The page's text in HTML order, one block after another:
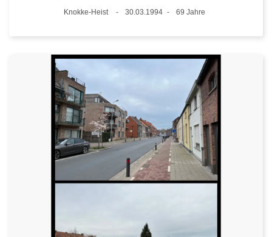
Standort
Knokke-Heist
30.03.1994
69 Jahre